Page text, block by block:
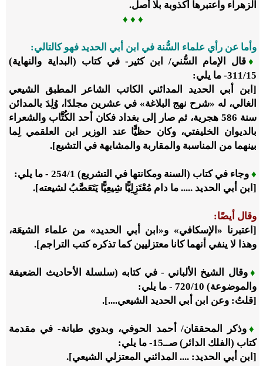
الزهراء واعتبرها أكذوبة بلا أصل.
♦
♦
♦
وأما عن رأي علماء السُّنة في ابن أبي الحديد فهو كالتالي:
♦ قال الإمام السُّني/ ابن كثير- في كتاب (البداية والنهاية)
15
/‏
311- ما يلي:
[ابن أبي الحديد المدائني الكاتب الشاعر المطبق الشيعي
الغالي، له «شرح نهج البلاغة» في عشرين مجلدًا، وُلِدَ بالمدائن
سنة 586هجرية، ثم صار إلى بغداد فكان أحد الكُتَّاب والشعراء
بالديوان الخليفتي، وكان حظيًّا عند الوزير ابن العلقمي لِما
بينهما من المناسبة والمقاربة والمشابهة في التشيع].
♦ وجاء في كتاب (السنة ومكانتها في التشريع) 1
/‏
254 - ما يلي:
[ابن أبي الحديد ..... ما دام مُعْتَزِلِيًّا شِيعِيًّا يَتَعَصَّبُ لشيعته].
وقال أيضًا:
[اعتبرنا «الإسكافي» و«ابن أبي الحديد» من علماء الشيعَة،
وهذا لا ينفي أنهما كانا معتزليين كما تذكره كتب التراجم].
♦ وقال الشيخ الألباني - في كتابه (سلسلة الأحاديث الضعيفة
والموضوعة) 10
/‏
720 - ما يلي:
[قلتُ: وعن ابن أبي الحديد الشيعي....].
♦وذكر المحققان/ أحمد الحوفي، وبدوي طبانة- في مقدمة
كتاب (الفلك الدائر) صــ15- ما يلي:
[ابن أبي الحديد: .... المدائني المعتزلي الشيعي].